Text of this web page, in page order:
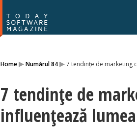
Home▸Numărul 84▸7 tendințe de marketing
7 tendințe de
influențează